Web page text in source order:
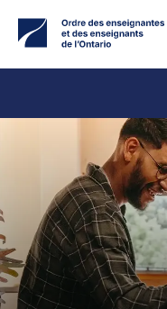
contenu